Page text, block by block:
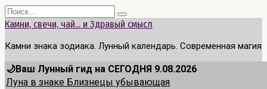
Перейти
к
Search
for:
Камни, свечи, чай... и Здравый смысл
Камни знака зодиака. Лунный календарь. Современная магия
🌙Ваш Лунный гид на СЕГОДНЯ 9.08.2026
Луна в знаке Близнецы убывающая